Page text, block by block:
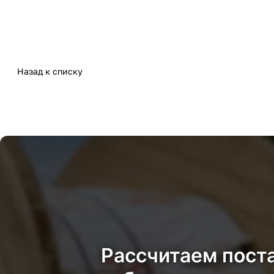
Назад к списку
Рассчитаем